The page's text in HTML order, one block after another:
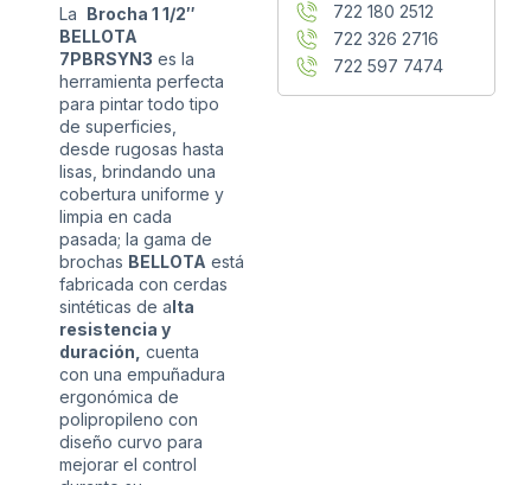
La Brocha 1 1/2″
BELLOTA
7PBRSYN3 es la
herramienta perfecta
para pintar todo tipo
de superficies,
desde rugosas hasta
lisas, brindando una
cobertura uniforme y
limpia en cada
pasada; la gama de
brochas BELLOTA está
fabricada con cerdas
sintéticas de alta
resistencia y
duración, cuenta
con una empuñadura
ergonómica de
polipropileno con
diseño curvo para
mejorar el control
722 180 2512
722 326 2716
722 597 7474